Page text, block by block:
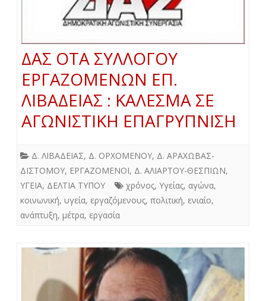
ΔΑΣ ΟΤΑ ΣΥΛΛΟΓΟΥ
ΕΡΓΑΖΟΜΕΝΩΝ ΕΠ.
ΛΙΒΑΔΕΙΑΣ : ΚΑΛΕΣΜΑ ΣΕ
ΑΓΩΝΙΣΤΙΚΗ ΕΠΑΓΡΥΠΝΙΣΗ
Δ. ΛΙΒΑΔΕΙΑΣ, Δ. ΟΡΧΟΜΕΝΟΥ, Δ. ΑΡΑΧΩΒΑΣ-
ΔΙΣΤΟΜΟΥ, ΕΡΓΑΖΟΜΕΝΟΙ, Δ. ΑΛΙΑΡΤΟΥ-ΘΕΣΠΙΩΝ,
ΥΓΕΙΑ, ΔΕΛΤΙΑ ΤΥΠΟΥ χρόνος, Υγείας, αγώνα,
κοινωνική, υγεία, εργαζόμενους, πολιτική, ενιαίο,
ανάπτυξη, μέτρα, εργασία